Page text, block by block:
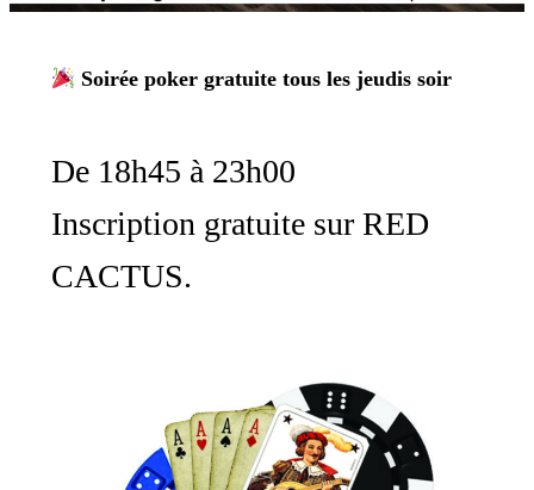
Soirée poker gratuite tous les jeudis soir
De 18h45 à 23h00
Inscription gratuite sur RED
CACTUS.